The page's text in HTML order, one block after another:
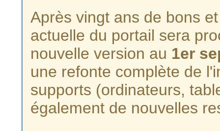
Après vingt ans de bons
actuelle du portail sera
nouvelle version au 1er
une refonte complète de
supports (ordinateurs,
également de nouvelles